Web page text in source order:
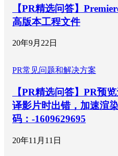
【PR精选问答】
高版本工程文件
20年9月22日
PR常见问题和解决方案
【PR精选问答】PR预
译影片时出错，加速渲
码：-1609629695
20年11月11日